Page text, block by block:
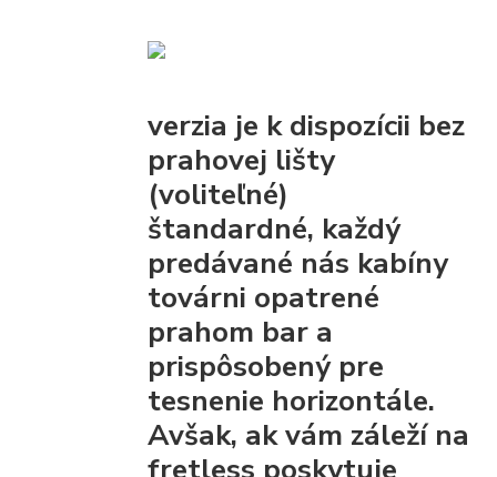
verzia je k dispozícii bez
prahovej lišty
(voliteľné)
štandardné, každý
predávané nás kabíny
továrni opatrené
prahom bar a
prispôsobený pre
tesnenie horizontále.
Avšak, ak vám záleží na